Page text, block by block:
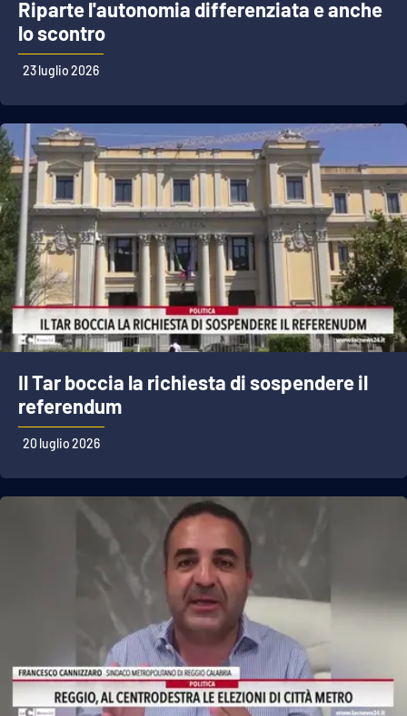
Riparte l'autonomia differenziata e anche
lo scontro
23 luglio 2026
Il Tar boccia la richiesta di sospendere il
referendum
20 luglio 2026